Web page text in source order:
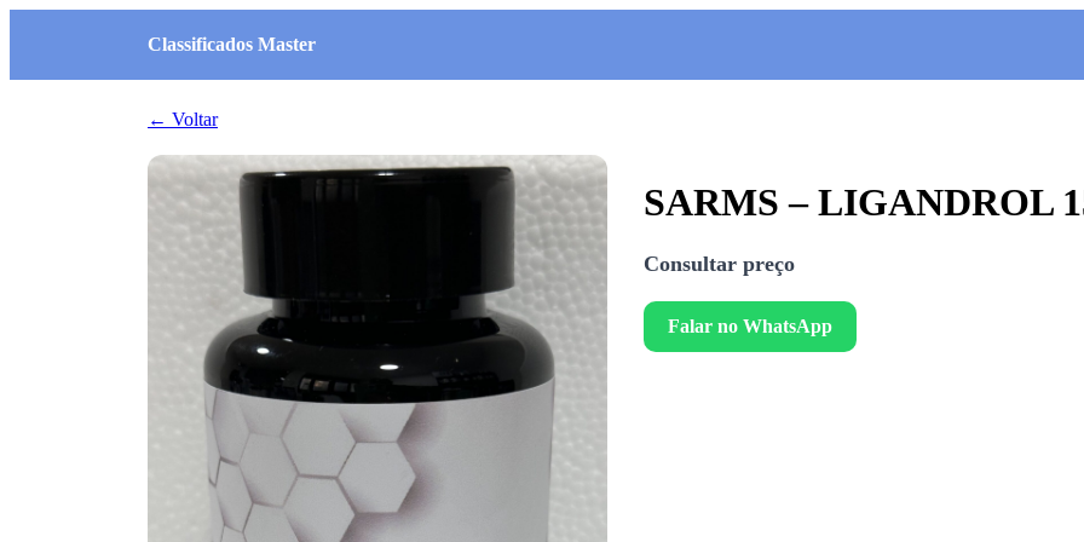
Classificados Master
← Voltar
SARMS – LIGANDROL
Consultar preço
Falar no WhatsApp